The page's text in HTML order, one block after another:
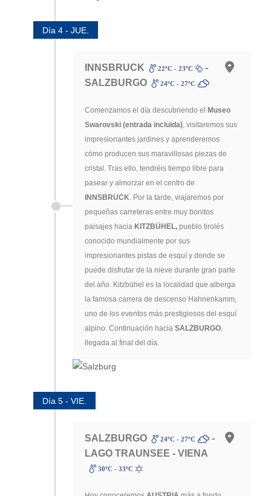
Día 4 - JUE.
INNSBRUCK 22ºC - 23ºC
-
SALZBURGO
24ºC - 27ºC
Comenzamos el día descubriendo el
Museo
Swarovski (entrada incluida), visitaremos sus
impresionantes jardines y aprenderemos
cómo producen sus maravillosas piezas de
cristal. Tras ello, tendréis tiempo libre para
pasear y almorzar en el centro de
INNSBRUCK. Por la tarde, viajaremos por
pequeñas carreteras entre muy bonitos
paisajes hacia KITZBÜHEL, pueblo tirolés
conocido mundialmente por sus
impresionantes pistas de esquí y donde se
puede disfrutar de la nieve durante gran parte
del año. Kitzbühel es la localidad que alberga
la famosa carrera de descenso Hahnenkamm,
uno de los eventos más prestigiosos del esquí
alpino. Continuación hacia SALZBURGO,
llegada al final del día.
Día 5 - VIE.
SALZBURGO 24ºC - 27ºC
-
LAGO TRAUNSEE - VIENA
30ºC - 33ºC